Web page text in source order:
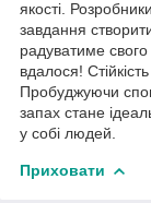
якості.
завдання
радуватиме
вдалося!
Пробуджуючи
запах стане
у собі людей.
Приховати